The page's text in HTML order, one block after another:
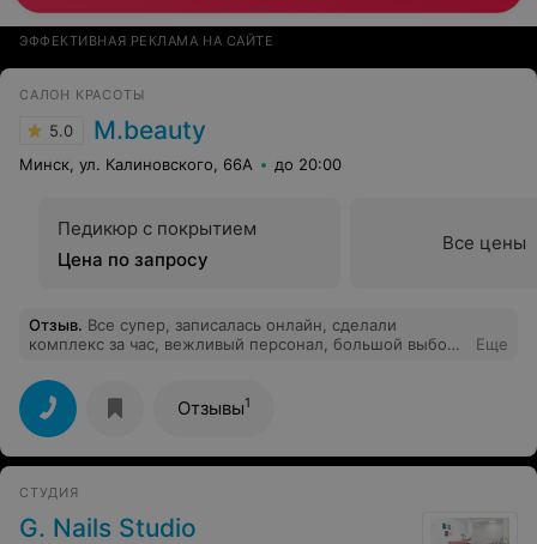
ЭФФЕКТИВНАЯ РЕКЛАМА НА САЙТЕ
САЛОН КРАСОТЫ
5.0 M.beauty
Минск, ул. Калиновского, 66А до 20:00
Педикюр с покрытием
Цена по запросу
Все цены
Отзыв. Все супер, записалась онлайн, сделали
комплекс за час, вежливый персонал, большой выбор
Еще
Отзывы1
СТУДИЯ
G. Nails Studio